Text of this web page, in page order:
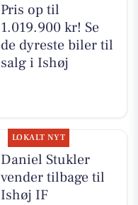
Pris op til
1.019.900 kr! Se
de dyreste biler til
salg i Ishøj
LOKALT NYT
Daniel Stukler
vender tilbage til
Ishøj IF